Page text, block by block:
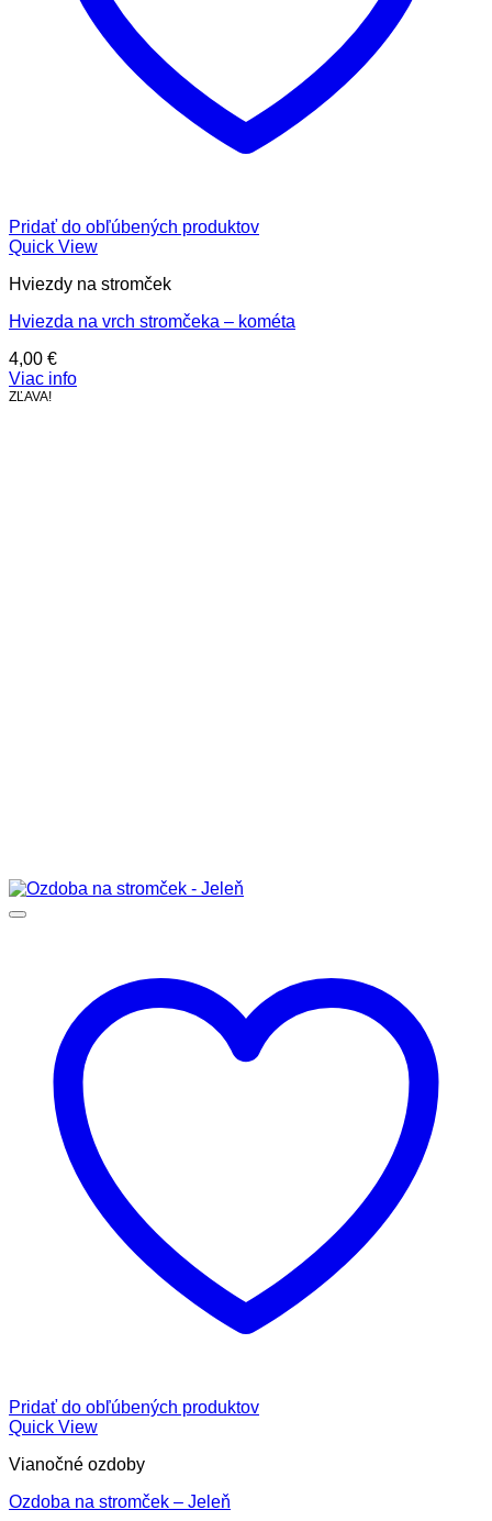
Pridať do obľúbených produktov
Quick View
Hviezdy na stromček
Hviezda na vrch stromčeka – kométa
4,00 €
Viac info
ZĽAVA!
Pridať do obľúbených produktov
Quick View
Vianočné ozdoby
Ozdoba na stromček – Jeleň